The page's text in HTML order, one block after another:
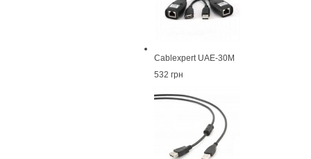
Cablexpert UAE-30M
532 грн